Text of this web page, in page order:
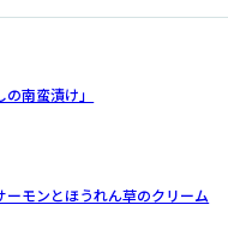
南蛮漬け」
ーモンとほうれん草のクリーム